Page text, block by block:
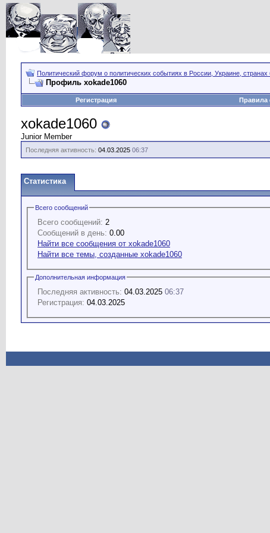
Политический форум о политических событиях в России, Украине,
Профиль xokade1060
Регистрация Правила
xokade1060
Junior Member
Последняя активность: 04.03.2025 06:37
Статистика
Всего сообщений
Всего сообщений: 2
Сообщений в день: 0.00
Найти все сообщения от xokade1060
Найти все темы, созданные xokade1060
Дополнительная информация
Последняя активность: 04.03.2025 06:37
Регистрация: 04.03.2025